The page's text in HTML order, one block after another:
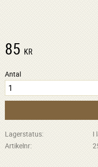
85 KR
Antal
Lagerstatus
I
Artikelnr